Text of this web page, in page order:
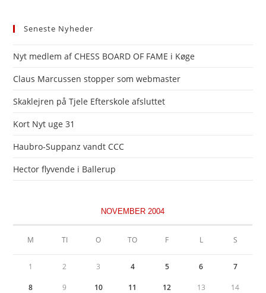
Seneste Nyheder
Nyt medlem af CHESS BOARD OF FAME i Køge
Claus Marcussen stopper som webmaster
Skaklejren på Tjele Efterskole afsluttet
Kort Nyt uge 31
Haubro-Suppanz vandt CCC
Hector flyvende i Ballerup
NOVEMBER 2004
M TI O TO F L S
1 2 3 4 5 6 7
8 9 10 11 12 13 14